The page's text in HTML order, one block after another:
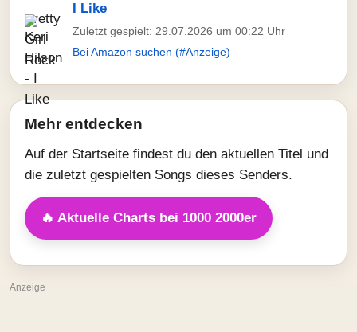
I Like
Zuletzt gespielt: 29.07.2026 um 00:22 Uhr
Bei Amazon suchen (#Anzeige)
Mehr entdecken
Auf der Startseite findest du den aktuellen Titel und
die zuletzt gespielten Songs dieses Senders.
🔥 Aktuelle Charts bei 1000 2000er
Anzeige